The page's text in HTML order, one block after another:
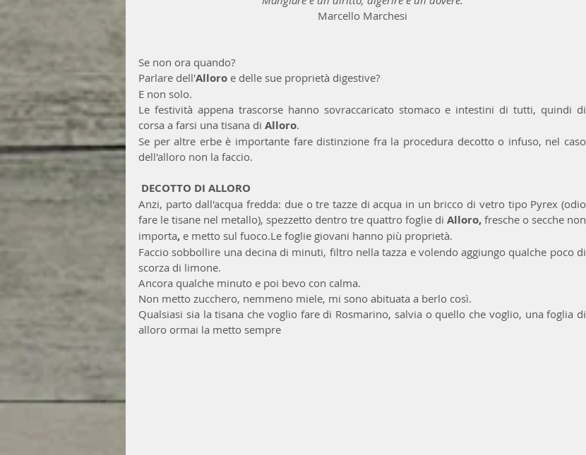
Marcello Marchesi
Se non ora quando?
Parlare dell'Alloro e delle sue proprietà digestive?
E non solo.
Le festività appena trascorse hanno sovraccaricato stomaco e intestini di tutti, quindi di
corsa a farsi una tisana di Alloro.
Se per altre erbe è importante fare distinzione fra la procedura decotto o infuso, nel caso
dell'alloro non la faccio.
DECOTTO DI ALLORO
Anzi, parto dall'acqua fredda: due o tre tazze di acqua in un bricco di vetro tipo Pyrex (odio
fare le tisane nel metallo), spezzetto dentro tre quattro foglie di Alloro, fresche o secche non
importa, e metto sul fuoco.Le foglie giovani hanno più proprietà.
Faccio sobbollire una decina di minuti, filtro nella tazza e volendo aggiungo qualche poco di
scorza di limone.
Ancora qualche minuto e poi bevo con calma.
Non metto zucchero, nemmeno miele, mi sono abituata a berlo così.
Qualsiasi sia la tisana che voglio fare di Rosmarino, salvia o quello che voglio, una foglia di
alloro ormai la metto sempre